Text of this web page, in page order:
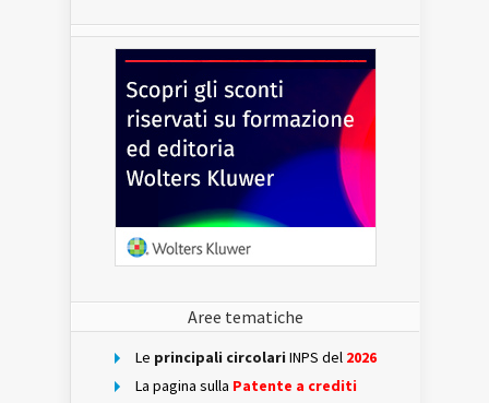
Aree tematiche
Le principali circolari INPS del 2026
La pagina sulla Patente a crediti